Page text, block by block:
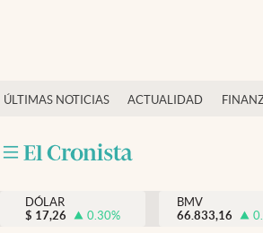
ÚLTIMAS NOTICIAS ACTUALIDAD
Actualidad
Internacionales
DÓLAR
$ 17,26 0.30%
BMV
66.833,16